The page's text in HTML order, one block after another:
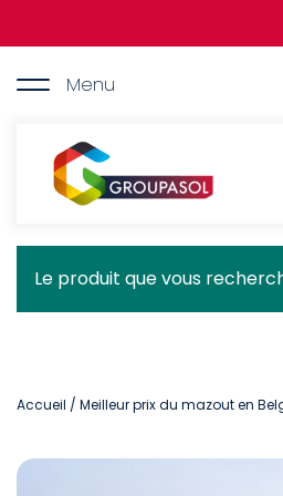
principalMenu
Groupasol
Message
d'état
Le produit que vous
Accueil / Meilleur prix du mazout en